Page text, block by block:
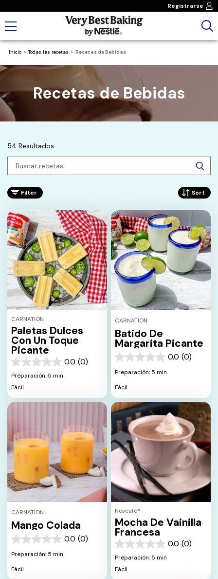
Registrarse
Inicio Todas las recetas Recetas de Bebidas
Recetas de Bebidas
54 Resultados
Filter Sort
CARNATION
Paletas Dulces
Con Un Toque
Picante
0.0 (0)
0.0
de
estrellas.
Preparación: 5 min
Fácil
CARNATION
Batido De
Margarita Picante
0.0 (0)
0.0
de
estrellas.
Preparación: 5 min
Fácil
CARNATION
Mango Colada
0.0 (0)
0.0
de
estrellas.
Preparación: 5 min
Fácil
Nescafé®
Mocha De Vainilla
Francesa
0.0 (0)
0.0
de
estrellas.
Preparación: 5 min
Fácil